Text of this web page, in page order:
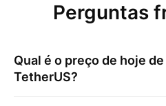
Perguntas
Qual é o preço de hoje de
TetherUS?